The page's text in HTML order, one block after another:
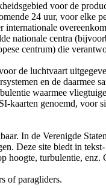
voor de
24 uur, voor elke
internationale
nationale centra
centrum) die
de luchtvaart
en de daarmee
waarmee
kaarten genoemd, voor
In de Verenigde
Deze site biedt in
hoogte, turbulentie, enz.
of paragliders.